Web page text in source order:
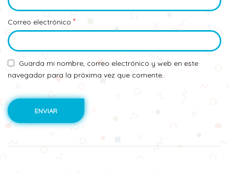
Correo electrónico *
Guarda mi nombre, correo electrónico y web en este
navegador para la próxima vez que comente.